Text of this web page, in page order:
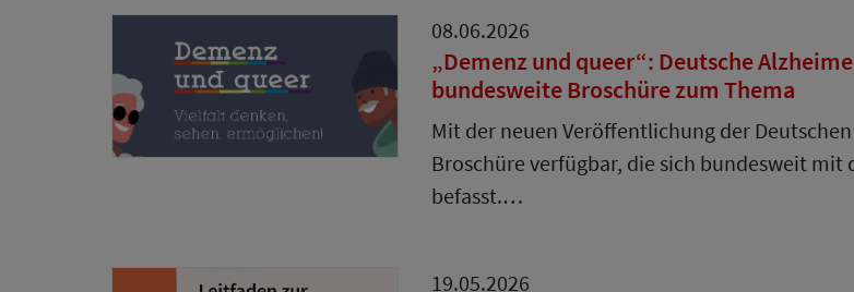
08.06.2026
„Demenz und queer“: Deutsche
bundesweite Broschüre zum Thema
Mit der neuen Veröffentlichung der
Broschüre verfügbar, die sich bundesweit
befasst.…
19.05.2026